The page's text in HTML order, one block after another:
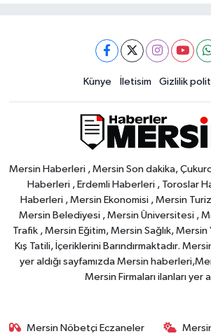
Künye İletisim Gizlilik
Mersin Haberleri , Mersin Son dakika,
Haberleri , Erdemli Haberleri , Toroslar
Haberleri , Mersin Ekonomisi , Mersin
Mersin Belediyesi , Mersin Üniversitesi ,
Trafik , Mersin Eğitim, Mersin Sağlık,
Kış Tatili, İçeriklerini Barındırmaktadır.
yer aldığı sayfamızda Mersin
Mersin Firmaları ilanları yer
Mersin Nöbetçi Eczaneler